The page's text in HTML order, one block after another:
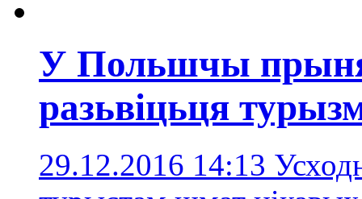
У Польшчы
разьвіцьця
29.12.2016 14:13